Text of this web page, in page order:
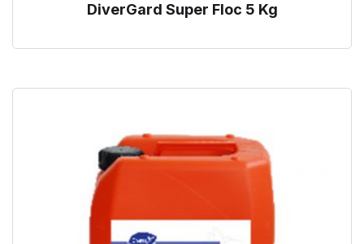
DiverGard Super Floc 5 Kg